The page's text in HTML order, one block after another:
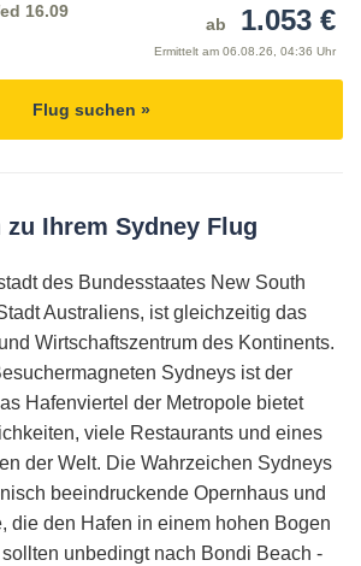
16.09
ab
1.053 €
Ermittelt am 06.08.26, 04:36 Uhr
Flug suchen »
Ihrem Sydney Flug
des Bundesstaates New South
Australiens, ist gleichzeitig das
Wirtschaftszentrum des Kontinents.
Sydneys ist der
Hafenviertel der Metropole bietet
viele Restaurants und eines
der Welt. Die Wahrzeichen Sydneys
beeindruckende Opernhaus und
die den Hafen in einem hohen Bogen
unbedingt nach Bondi Beach -